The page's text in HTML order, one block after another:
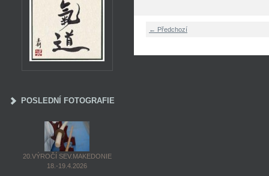
← Předchozí
POSLEDNÍ FOTOGRAFIE
20.VÝROČÍ SEV.MAKEDONIE
18.-19.4.2026